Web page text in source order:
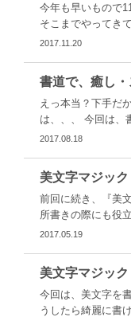
今年も早いもので
2017.11.20
書道で、癒し
えっ本当？下手だ
は、、、 今回は、
2017.08.18
美文字マジッ
前回に続き、『美文字マジ
所書きの際にも役
2017.05.19
美文字マジッ
今回は、美文字を
うしたら綺麗に書